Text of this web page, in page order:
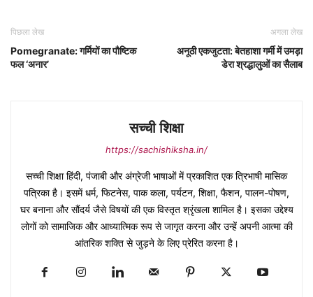
पिछला लेख
Pomegranate: गर्मियों का पौष्टिक
फल ‘अनार’
अगला लेख
अनूठी एकजुटता: बेतहाशा गर्मी में उमड़ा
डेरा श्रद्धालुओं का सैलाब
सच्ची शिक्षा
https://sachishiksha.in/
सच्ची शिक्षा हिंदी, पंजाबी और अंग्रेजी भाषाओं में प्रकाशित एक त्रिभाषी मासिक
पत्रिका है। इसमें धर्म, फिटनेस, पाक कला, पर्यटन, शिक्षा, फैशन, पालन-पोषण,
घर बनाना और सौंदर्य जैसे विषयों की एक विस्तृत श्रृंखला शामिल है। इसका उद्देश्य
लोगों को सामाजिक और आध्यात्मिक रूप से जागृत करना और उन्हें अपनी आत्मा की
आंतरिक शक्ति से जुड़ने के लिए प्रेरित करना है।